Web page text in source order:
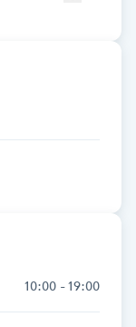
10:00 - 19:00